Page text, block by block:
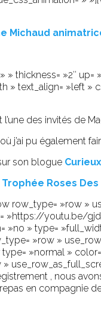
Michaud
thickness= »2″
» text_align= »left »
l’une des invités de
j’ai pu également
son blogue
Trophée Roses
»row »
youtu.be/
» type=
»row »
»normal »
, nous
en compagnie